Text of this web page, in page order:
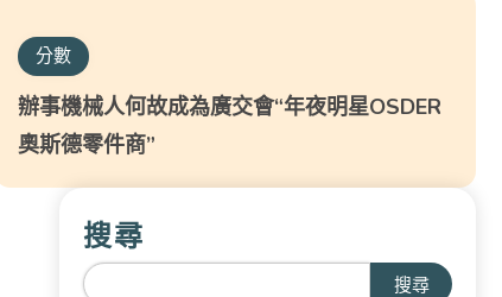
分數
辦事機械人何故成為廣交會“年夜明星OSDER
奧斯德零件商”
搜尋
搜尋